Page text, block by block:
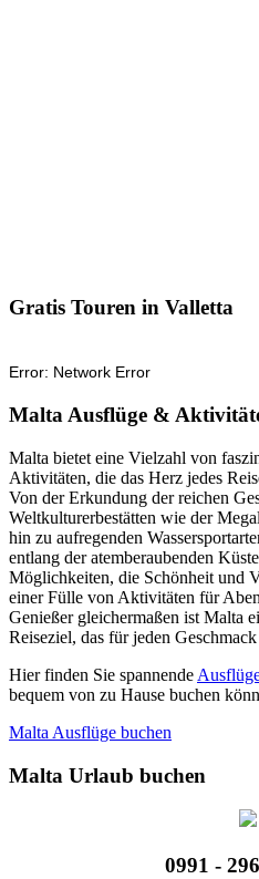
Gratis Touren in Valletta
Malta Ausflüge &
Malta bietet eine Vielzahl von
Aktivitäten, die das Herz jedes
Von der Erkundung der reichen
Weltkulturerbestätten wie der
hin zu aufregenden
entlang der atemberaubenden
Möglichkeiten, die Schönheit und
einer Fülle von Aktivitäten für
Genießer gleichermaßen ist Malta
Reiseziel, das für jeden
Hier finden Sie spannende
bequem von zu Hause buchen
Malta Ausflüge buchen
Malta Urlaub buchen
0991 -